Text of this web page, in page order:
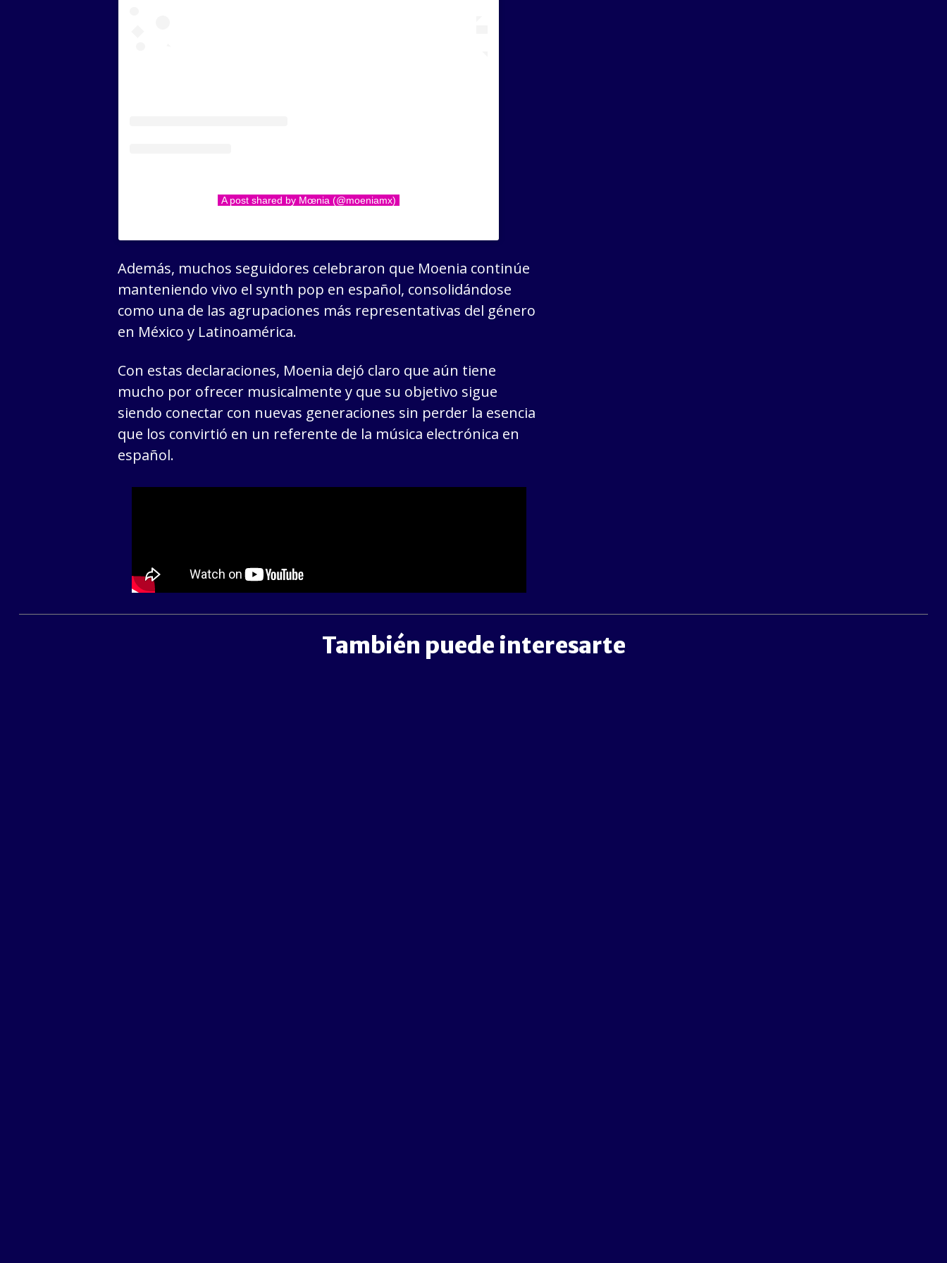
A post shared by Mœnia (@moeniamx)
Además, muchos seguidores celebraron que Moenia continúe
manteniendo vivo el synth pop en español, consolidándose
como una de las agrupaciones más representativas del género
en México y Latinoamérica.
Con estas declaraciones, Moenia dejó claro que aún tiene
mucho por ofrecer musicalmente y que su objetivo sigue
siendo conectar con nuevas generaciones sin perder la esencia
que los convirtió en un referente de la música electrónica en
español.
También puede interesarte